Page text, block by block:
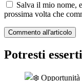
Salva il mio nome,
prossima volta che
Potresti